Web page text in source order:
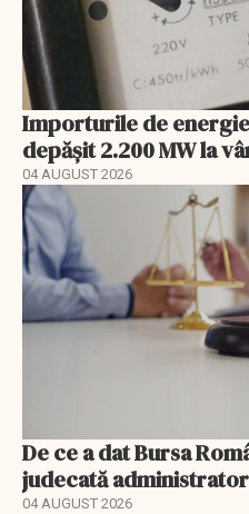
Importurile de
depășit 2.200 MW la
04 AUGUST 2026
De ce a dat Bursa
judecată
04 AUGUST 2026